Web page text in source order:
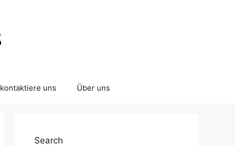
kontaktiere uns Über uns
Search